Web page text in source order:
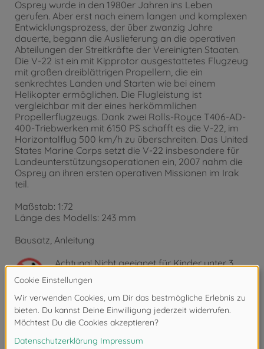
Osprey wurde in den 1980er Jahren ins Leben
gerufen. Aber erst nach einem langen und komplexen
Entwicklungsprozess, der über zwanzig Jahre
dauerte, begann die Auslieferung an die operativen
Abteilungen der Streitkräfte der Vereinigten Staaten.
Die V-22 ist ein mit Kipprotor ausgestattetes Flugzeug
mit großen dreiblättrigen Propellern, die ein
senkrechtes Landen und Starten wie bei einem
Helikopter ermöglichen. Die Flugleistung ist
vergleichbar mit der eines herkömmlichen
Propellerflugzeugs. Dank zwei Rolls-Royce T406-AD-
400-Triebwerken mit 6150 PS schafft es die V-22, im
Horizontalflug 500 km/h zu überschreiten. Das United
States Marine Corps setzt die V-22 insbesondere für
Landeunterstützungsoperationen ein, 2007 nahm die
Osprey an ihren ersten operativen Missionen im Irak
teil.
Maßstab: 1:72
Länge des Modells: 243 mm
Bausatz, Anleitung
Achtung!Nicht geeignet für Kinder unter 3
Jahren. Erstickungsgefahr durch Kleinteile.